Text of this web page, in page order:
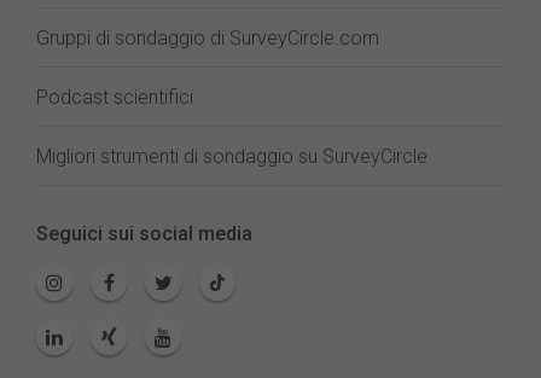
Gruppi di sondaggio di SurveyCircle.com
Podcast scientifici
Migliori strumenti di sondaggio su SurveyCircle
Seguici sui social media